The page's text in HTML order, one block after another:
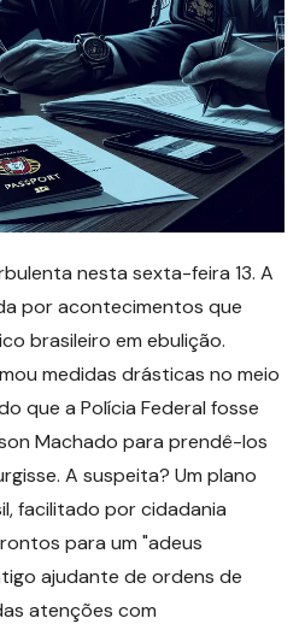
nesta sexta-feira 13. A
por acontecimentos que
brasileiro em ebulição.
medidas drásticas no meio
que a Polícia Federal fosse
Machado para prendê-los
A suspeita? Um plano
facilitado por cidadania
para um "adeus
ajudante de ordens de
atenções com